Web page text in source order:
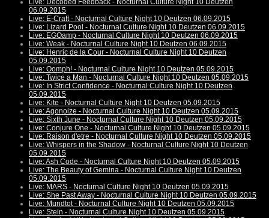
Live: Decoded Feedback - Nocturnal Culture Night 10 Deutzen
06.09.2015
Live: E-Craft - Nocturnal Culture Night 10 Deutzen 06.09.2015
Live: Lizard Pool - Nocturnal Culture Night 10 Deutzen 06.09.2015
Live: EGOamp - Nocturnal Culture Night 10 Deutzen 06.09.2015
Live: Weak - Nocturnal Culture Night 10 Deutzen 06.09.2015
Live: Henric de la Cour - Nocturnal Culture Night 10 Deutzen
05.09.2015
Live: Oomph! - Nocturnal Culture Night 10 Deutzen 05.09.2015
Live: Twice a Man - Nocturnal Culture Night 10 Deutzen 05.09.2015
Live: In Strict Confidence - Nocturnal Culture Night 10 Deutzen
05.09.2015
Live: Kite - Nocturnal Culture Night 10 Deutzen 05.09.2015
Live: Agonoize - Nocturnal Culture Night 10 Deutzen 05.09.2015
Live: Sixth June - Nocturnal Culture Night 10 Deutzen 05.09.2015
Live: Conjure One - Nocturnal Culture Night 10 Deutzen 05.09.2015
Live: Raison d'etre - Nocturnal Culture Night 10 Deutzen 05.09.2015
Live: Whispers in the Shadow - Nocturnal Culture Night 10 Deutzen
05.09.2015
Live: Ash Code - Nocturnal Culture Night 10 Deutzen 05.09.2015
Live: The Beauty of Gemina - Nocturnal Culture Night 10 Deutzen
05.09.2015
Live: MARS - Nocturnal Culture Night 10 Deutzen 05.09.2015
Live: She Past Away - Nocturnal Culture Night 10 Deutzen 05.09.2015
Live: Mundtot - Nocturnal Culture Night 10 Deutzen 05.09.2015
Live: Stein - Nocturnal Culture Night 10 Deutzen 05.09.2015